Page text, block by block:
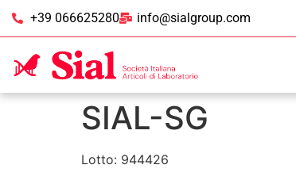
+39 066625280 info@sialgroup.com
SIAL-SG
Lotto: 944426